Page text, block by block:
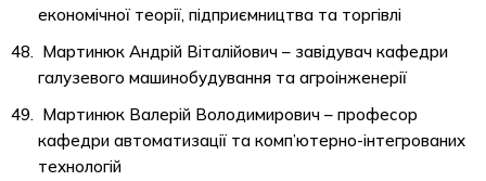
економічної теорії, підприємництва та торгівлі
Мартинюк Андрій Віталійович – завідувач кафедри
галузевого машинобудування та агроінженерії
Мартинюк Валерій Володимирович – професор
кафедри автоматизації та комп’ютерно-інтегрованих
технологій